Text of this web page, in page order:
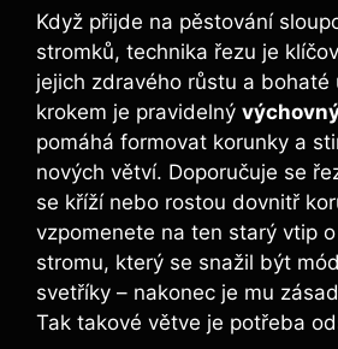
Když přijde na pěstování
stromků, technika řezu je
jejich zdravého růstu a bohaté
krokem je pravidelný
pomáhá formovat korunky a
nových větví. Doporučuje se
se kříží nebo rostou dovnitř
vzpomenete na ten starý vtip
stromu, který se snažil být
svetříky – nakonec je mu
Tak takové větve je potřeba